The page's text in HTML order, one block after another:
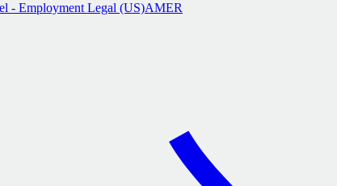
- Employment Legal (US)AMER